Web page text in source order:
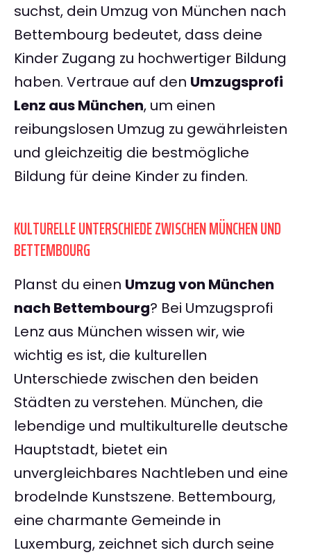
suchst, dein Umzug von München nach
Bettembourg bedeutet, dass deine
Kinder Zugang zu hochwertiger Bildung
haben. Vertraue auf den Umzugsprofi
Lenz aus München, um einen
reibungslosen Umzug zu gewährleisten
und gleichzeitig die bestmögliche
Bildung für deine Kinder zu finden.
KULTURELLE UNTERSCHIEDE ZWISCHEN MÜNCHEN UND
BETTEMBOURG
Planst du einen Umzug von München
nach Bettembourg? Bei Umzugsprofi
Lenz aus München wissen wir, wie
wichtig es ist, die kulturellen
Unterschiede zwischen den beiden
Städten zu verstehen. München, die
lebendige und multikulturelle deutsche
Hauptstadt, bietet ein
unvergleichbares Nachtleben und eine
brodelnde Kunstszene. Bettembourg,
eine charmante Gemeinde in
Luxemburg, zeichnet sich durch seine